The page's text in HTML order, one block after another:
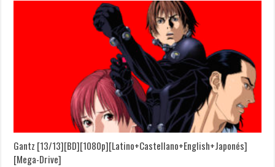
Gantz [13/13][BD][1080p][Latino+Castellano+English+Japonés]
[Mega-Drive]